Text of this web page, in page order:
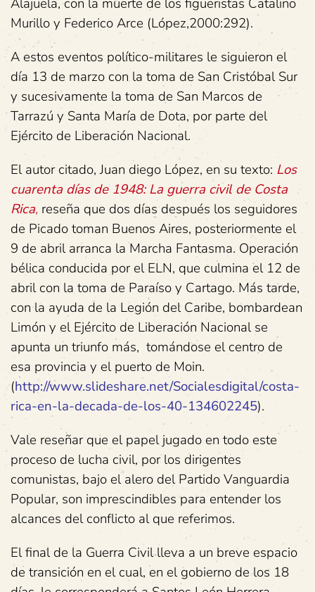
Alajuela, con la muerte de los figueristas Catalino
Murillo y Federico Arce (López,2000:292).
A estos eventos político-militares le siguieron el
día 13 de marzo con la toma de San Cristóbal Sur
y sucesivamente la toma de San Marcos de
Tarrazú y Santa María de Dota, por parte del
Ejército de Liberación Nacional.
El autor citado, Juan diego López, en su texto: Los
cuarenta días de 1948: La guerra civil de Costa
Rica, reseña que dos días después los seguidores
de Picado toman Buenos Aires, posteriormente el
9 de abril arranca la Marcha Fantasma. Operación
bélica conducida por el ELN, que culmina el 12 de
abril con la toma de Paraíso y Cartago. Más tarde,
con la ayuda de la Legión del Caribe, bombardean
Limón y el Ejército de Liberación Nacional se
apunta un triunfo más, tomándose el centro de
esa provincia y el puerto de Moin.
(http://www.slideshare.net/Socialesdigital/costa-
rica-en-la-decada-de-los-40-134602245).
Vale reseñar que el papel jugado en todo este
proceso de lucha civil, por los dirigentes
comunistas, bajo el alero del Partido Vanguardia
Popular, son imprescindibles para entender los
alcances del conflicto al que referimos.
El final de la Guerra Civil lleva a un breve espacio
de transición en el cual, en el gobierno de los 18